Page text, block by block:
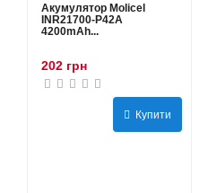
Акумулятор Molicel
INR21700-P42A
4200mAh...
202 грн
Купити